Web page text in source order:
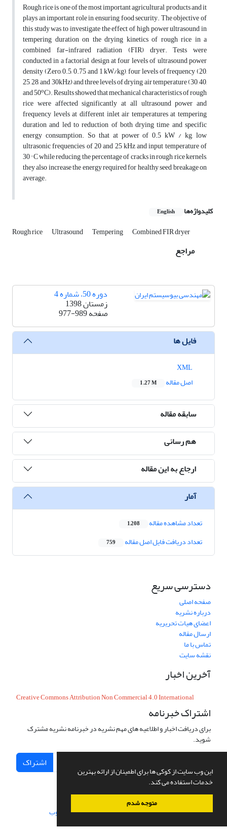
این وب سایت از کوکی ها برای اطمینان از ارائه بهترین
خدمات استفاده می کند.
متوجه شدم
Rough rice is one of the most important agricultural products and it
plays an important role in ensuring food security. The objective of
this study was to investigate the effect of high power ultrasound in
tempering duration on the drying kinetics of rough rice in a
combined far-infrared radiation (FIR) dryer. Tests were
conducted in a factorial design at four levels of ultrasound power
density (Zero, 0.5, 0.75 and 1 kW/kg), four levels of frequency (20,
25, 28, and 30kHz) and three levels of drying air temperature (30, 40,
and 50oC). Results showed that mechanical characteristics of rough
rice were affected significantly at all ultrasound power and
frequency levels at different inlet air temperatures at tempering
duration and led to reduction of both drying time and specific
energy consumption. So that at power of 0.5 kW / kg, low
ultrasonic frequencies of 20 and 25 kHz and input temperature of
30 ° C while reducing the percentage of cracks in rough rice kernels,
they also increase the energy required for healthy seed breakage on
average.
کلیدواژه‌ها English
Rough rice Ultrasound Tempering Combined FIR dryer
مراجع
دوره 50، شماره 4
زمستان 1398
صفحه977-989
فایل ها
اصل مقاله
1.27 M
سابقه مقاله
هم رسانی
ارجاع به این مقاله
آمار
تعداد مشاهده مقاله 1,208
تعداد دریافت فایل اصل مقاله 759
دسترسی سریع
صفحه اصلی
درباره نشریه
اعضای هیات تحریریه
ارسال مقاله
تماس با ما
نقشه سایت
آخرین اخبار
Creative Commons Attribution Non Commercial 4.0 International
اشتراک خبرنامه
برای دریافت اخبار و اطلاعیه های مهم نشریه در خبرنامه نشریه مشترک
شوید.
اشتراک
سامانه مدیریت نشریات علمی.طراحی و پیاده سازی از سیناوب